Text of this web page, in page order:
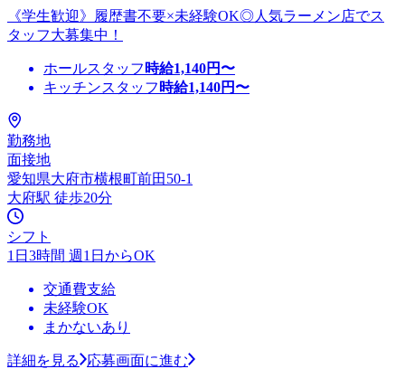
《学生歓迎》履歴書不要×未経験OK◎人気ラーメン店でス
タッフ大募集中！
ホールスタッフ 時給1,140円〜
キッチンスタッフ 時給1,140円〜
勤務地
面接地
愛知県大府市横根町前田50-1
大府駅 徒歩20分
シフト
1日3時間 週1日からOK
交通費支給
未経験OK
まかないあり
詳細を見る
応募画面に進む